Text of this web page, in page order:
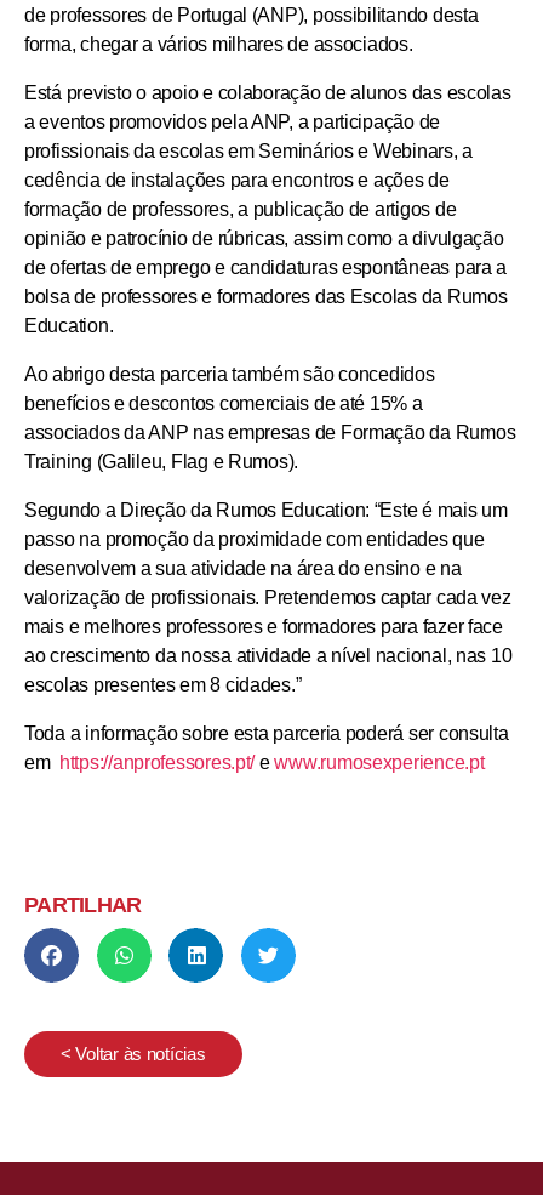
de professores de Portugal (ANP), possibilitando desta
forma, chegar a vários milhares de associados.
Está previsto o apoio e colaboração de alunos das escolas
a eventos promovidos pela ANP, a participação de
profissionais da escolas em Seminários e Webinars, a
cedência de instalações para encontros e ações de
formação de professores, a publicação de artigos de
opinião e patrocínio de rúbricas, assim como a divulgação
de ofertas de emprego e candidaturas espontâneas para a
bolsa de professores e formadores das Escolas da Rumos
Education.
Ao abrigo desta parceria também são concedidos
benefícios e descontos comerciais de até 15% a
associados da ANP nas empresas de Formação da Rumos
Training (Galileu, Flag e Rumos).
Segundo a Direção da Rumos Education: “Este é mais um
passo na promoção da proximidade com entidades que
desenvolvem a sua atividade na área do ensino e na
valorização de profissionais. Pretendemos captar cada vez
mais e melhores professores e formadores para fazer face
ao crescimento da nossa atividade a nível nacional, nas 10
escolas presentes em 8 cidades.”
Toda a informação sobre esta parceria poderá ser consulta
em https://anprofessores.pt/ewww.rumosexperience.pt
PARTILHAR
< Voltar às notícias